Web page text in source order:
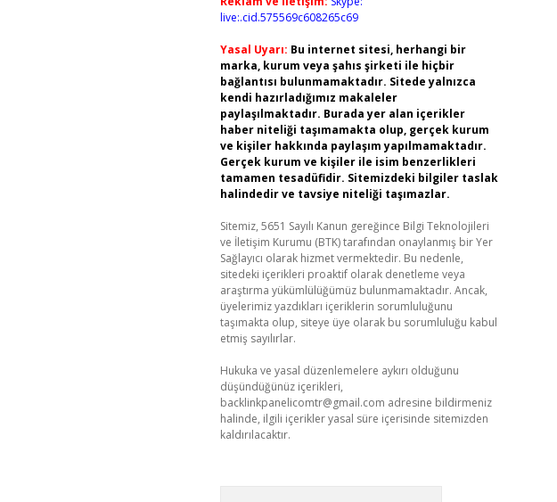
live:.cid.575569c608265c69
Yasal Uyarı: Bu internet sitesi, herhangi bir
marka, kurum veya şahıs şirketi ile hiçbir
bağlantısı bulunmamaktadır. Sitede yalnızca
kendi hazırladığımız makaleler
paylaşılmaktadır. Burada yer alan içerikler
haber niteliği taşımamakta olup, gerçek kurum
ve kişiler hakkında paylaşım yapılmamaktadır.
Gerçek kurum ve kişiler ile isim benzerlikleri
tamamen tesadüfidir. Sitemizdeki bilgiler taslak
halindedir ve tavsiye niteliği taşımazlar.
Sitemiz, 5651 Sayılı Kanun gereğince Bilgi Teknolojileri
ve İletişim Kurumu (BTK) tarafından onaylanmış bir Yer
Sağlayıcı olarak hizmet vermektedir. Bu nedenle,
sitedeki içerikleri proaktif olarak denetleme veya
araştırma yükümlülüğümüz bulunmamaktadır. Ancak,
üyelerimiz yazdıkları içeriklerin sorumluluğunu
taşımakta olup, siteye üye olarak bu sorumluluğu kabul
etmiş sayılırlar.
Hukuka ve yasal düzenlemelere aykırı olduğunu
düşündüğünüz içerikleri,
backlinkpanelicomtr@gmail.com adresine bildirmeniz
halinde, ilgili içerikler yasal süre içerisinde sitemizden
kaldırılacaktır.